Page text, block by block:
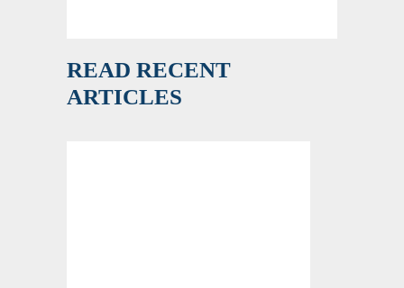
READ RECENT
ARTICLES